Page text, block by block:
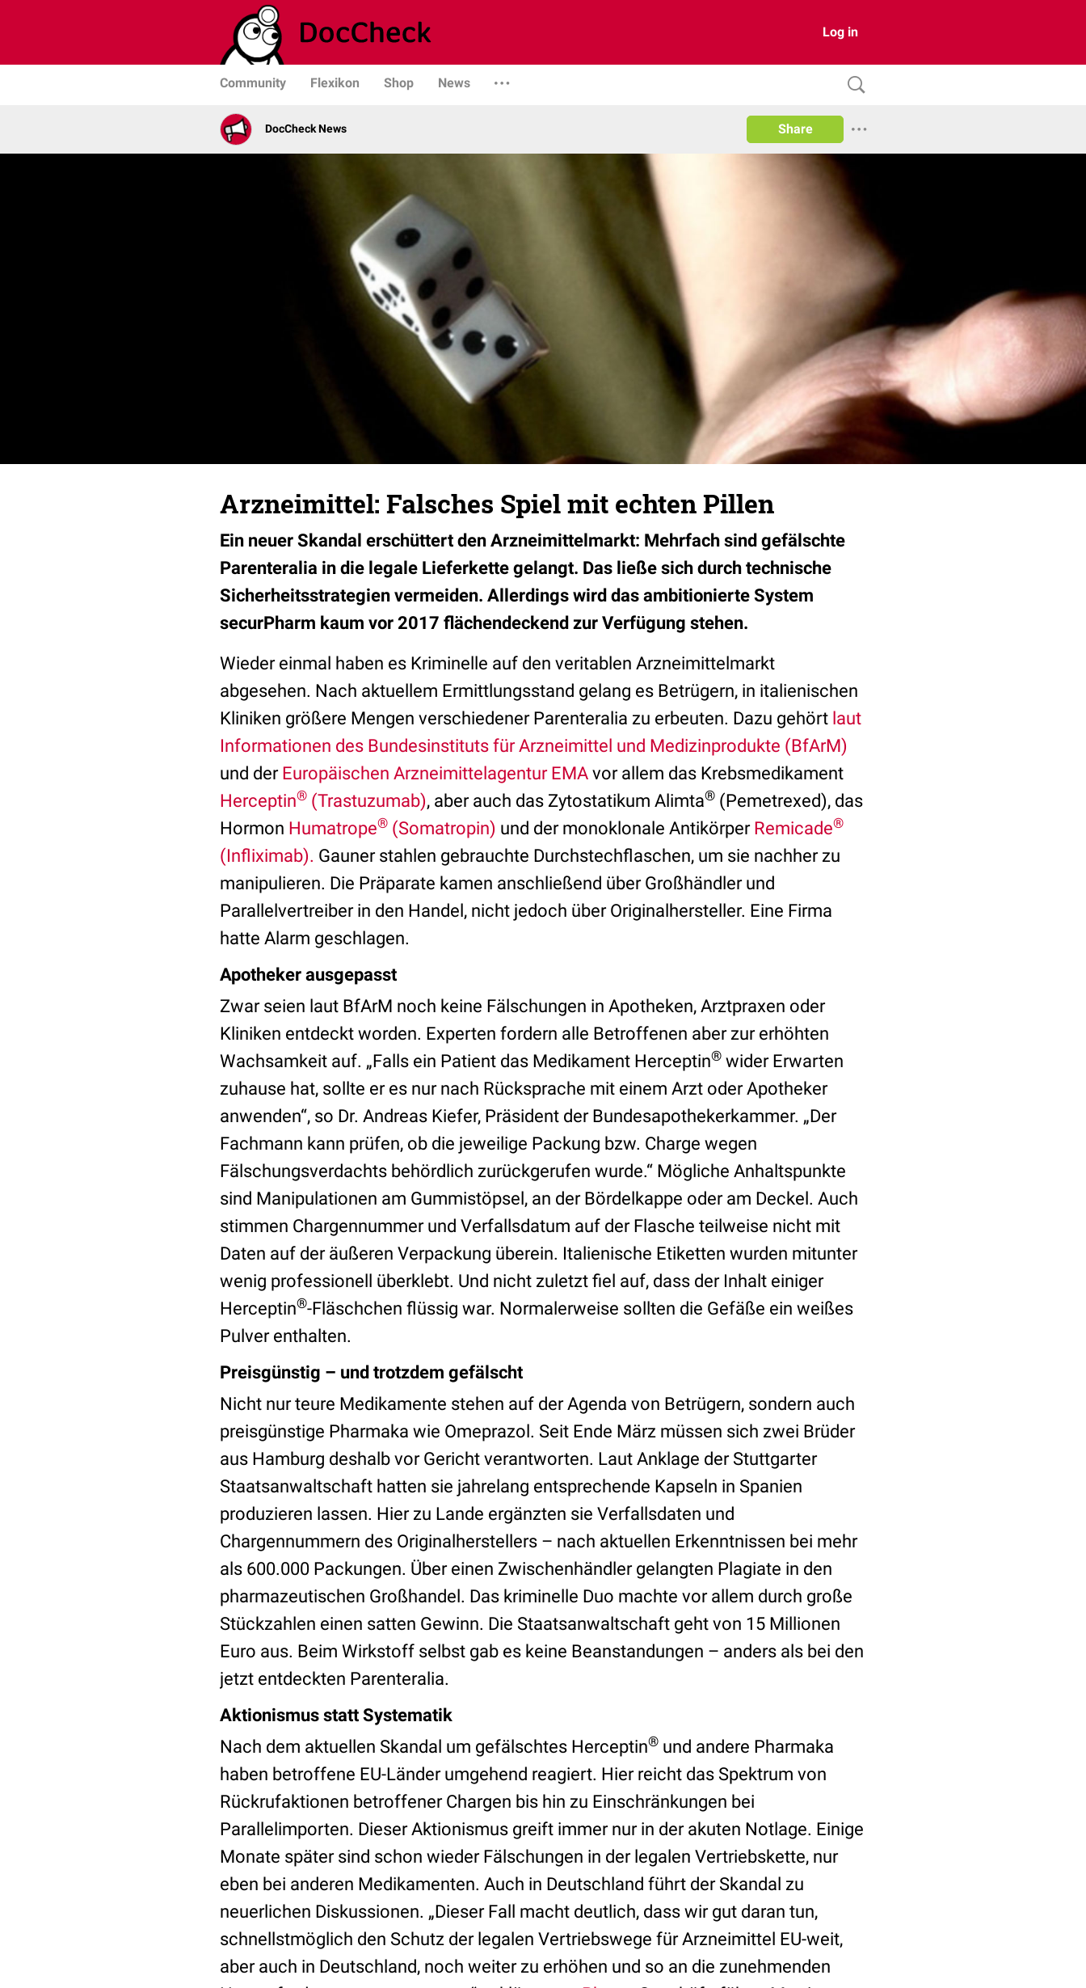
Log in
Community Flexikon Shop News
DocCheck News Share
Arzneimittel: Falsches Spiel mit echten Pillen
Ein neuer Skandal erschüttert den Arzneimittelmarkt: Mehrfach sind gefälschte
Parenteralia in die legale Lieferkette gelangt. Das ließe sich durch technische
Sicherheitsstrategien vermeiden. Allerdings wird das ambitionierte System
securPharm kaum vor 2017 flächendeckend zur Verfügung stehen.
Wieder einmal haben es Kriminelle auf den veritablen Arzneimittelmarkt
abgesehen. Nach aktuellem Ermittlungsstand gelang es Betrügern, in italienischen
Kliniken größere Mengen verschiedener Parenteralia zu erbeuten. Dazu gehört laut
Informationen des Bundesinstituts für Arzneimittel und Medizinprodukte (BfArM)
und der Europäischen Arzneimittelagentur EMA vor allem das Krebsmedikament
Herceptin® (Trastuzumab), aber auch das Zytostatikum Alimta® (Pemetrexed), das
Hormon Humatrope® (Somatropin) und der monoklonale Antikörper Remicade®
(Infliximab). Gauner stahlen gebrauchte Durchstechflaschen, um sie nachher zu
manipulieren. Die Präparate kamen anschließend über Großhändler und
Parallelvertreiber in den Handel, nicht jedoch über Originalhersteller. Eine Firma
hatte Alarm geschlagen.
Apotheker ausgepasst
Zwar seien laut BfArM noch keine Fälschungen in Apotheken, Arztpraxen oder
Kliniken entdeckt worden. Experten fordern alle Betroffenen aber zur erhöhten
Wachsamkeit auf. „Falls ein Patient das Medikament Herceptin® wider Erwarten
zuhause hat, sollte er es nur nach Rücksprache mit einem Arzt oder Apotheker
anwenden“, so Dr. Andreas Kiefer, Präsident der Bundesapothekerkammer. „Der
Fachmann kann prüfen, ob die jeweilige Packung bzw. Charge wegen
Fälschungsverdachts behördlich zurückgerufen wurde.“ Mögliche Anhaltspunkte
sind Manipulationen am Gummistöpsel, an der Bördelkappe oder am Deckel. Auch
stimmen Chargennummer und Verfallsdatum auf der Flasche teilweise nicht mit
Daten auf der äußeren Verpackung überein. Italienische Etiketten wurden mitunter
wenig professionell überklebt. Und nicht zuletzt fiel auf, dass der Inhalt einiger
Herceptin®-Fläschchen flüssig war. Normalerweise sollten die Gefäße ein weißes
Pulver enthalten.
Preisgünstig – und trotzdem gefälscht
Nicht nur teure Medikamente stehen auf der Agenda von Betrügern, sondern auch
preisgünstige Pharmaka wie Omeprazol. Seit Ende März müssen sich zwei Brüder
aus Hamburg deshalb vor Gericht verantworten. Laut Anklage der Stuttgarter
Staatsanwaltschaft hatten sie jahrelang entsprechende Kapseln in Spanien
produzieren lassen. Hier zu Lande ergänzten sie Verfallsdaten und
Chargennummern des Originalherstellers – nach aktuellen Erkenntnissen bei mehr
als 600.000 Packungen. Über einen Zwischenhändler gelangten Plagiate in den
pharmazeutischen Großhandel. Das kriminelle Duo machte vor allem durch große
Stückzahlen einen satten Gewinn. Die Staatsanwaltschaft geht von 15 Millionen
Euro aus. Beim Wirkstoff selbst gab es keine Beanstandungen – anders als bei den
jetzt entdeckten Parenteralia.
Aktionismus statt Systematik
Nach dem aktuellen Skandal um gefälschtes Herceptin® und andere Pharmaka
haben betroffene EU-Länder umgehend reagiert. Hier reicht das Spektrum von
Rückrufaktionen betroffener Chargen bis hin zu Einschränkungen bei
Parallelimporten. Dieser Aktionismus greift immer nur in der akuten Notlage. Einige
Monate später sind schon wieder Fälschungen in der legalen Vertriebskette, nur
eben bei anderen Medikamenten. Auch in Deutschland führt der Skandal zu
neuerlichen Diskussionen. „Dieser Fall macht deutlich, dass wir gut daran tun,
schnellstmöglich den Schutz der legalen Vertriebswege für Arzneimittel EU-weit,
aber auch in Deutschland, noch weiter zu erhöhen und so an die zunehmenden